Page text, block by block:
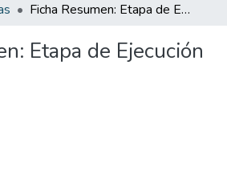
Ficha Resumen: Etapa de Ejecución
Etapa de Ejecución